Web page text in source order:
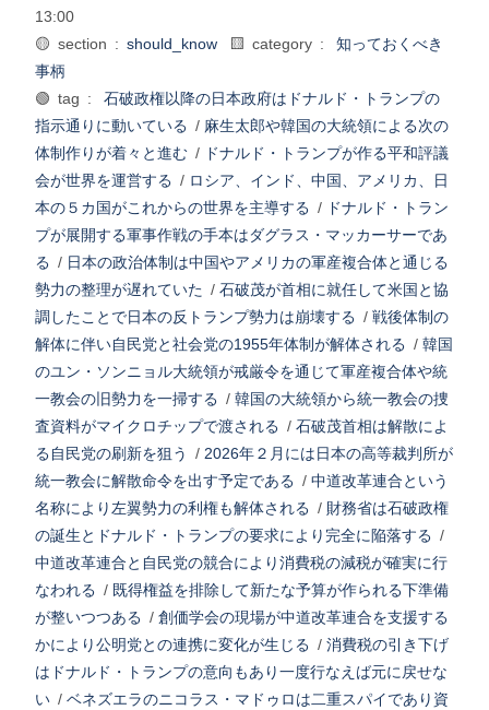
13:00
🟡 section : should_know 🟨 category :
知っておくべき
事柄
🟢 tag :
石破政権以降の日本政府はドナルド・トランプの
指示通りに動いている / 麻生太郎や韓国の大統領による次の
体制作りが着々と進む / ドナルド・トランプが作る平和評議
会が世界を運営する / ロシア、インド、中国、アメリカ、日
本の５カ国がこれからの世界を主導する / ドナルド・トラン
プが展開する軍事作戦の手本はダグラス・マッカーサーであ
る / 日本の政治体制は中国やアメリカの軍産複合体と通じる
勢力の整理が遅れていた / 石破茂が首相に就任して米国と協
調したことで日本の反トランプ勢力は崩壊する / 戦後体制の
解体に伴い自民党と社会党の1955年体制が解体される / 韓国
のユン・ソンニョル大統領が戒厳令を通じて軍産複合体や統
一教会の旧勢力を一掃する / 韓国の大統領から統一教会の捜
査資料がマイクロチップで渡される / 石破茂首相は解散によ
る自民党の刷新を狙う
/ 2026年２月には日本の高等裁判所が
統一教会に解散命令を出す予定である / 中道改革連合という
名称により左翼勢力の利権も解体される / 財務省は石破政権
の誕生とドナルド・トランプの要求により完全に陥落する /
中道改革連合と自民党の競合により消費税の減税が確実に行
なわれる / 既得権益を排除して新たな予算が作られる下準備
が整いつつある / 創価学会の現場が中道改革連合を支援する
かにより公明党との連携に変化が生じる / 消費税の引き下げ
はドナルド・トランプの意向もあり一度行なえば元に戻せな
い / ベネズエラのニコラス・マドゥロは二重スパイであり資